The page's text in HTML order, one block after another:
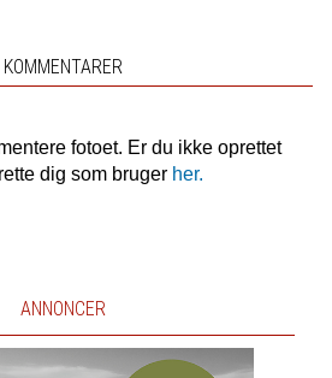
KOMMENTARER
fotoet. Er du ikke oprettet
dig som bruger her.
ANNONCER